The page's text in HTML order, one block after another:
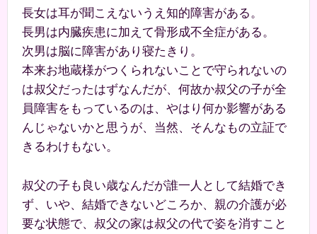
長女は耳が聞こえないうえ知的障害がある。
長男は内臓疾患に加えて骨形成不全症がある。
次男は脳に障害があり寝たきり。
本来お地蔵様がつくられないことで守られないの
は叔父だったはずなんだが、何故か叔父の子が全
員障害をもっているのは、やはり何か影響がある
んじゃないかと思うが、当然、そんなもの立証で
きるわけもない。
叔父の子も良い歳なんだが誰一人として結婚でき
ず、いや、結婚できないどころか、親の介護が必
要な状態で、叔父の家は叔父の代で姿を消すこと